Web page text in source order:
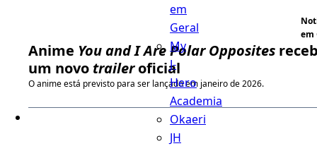
em
Geral
My
J-
Hero
Academia
Okaeri
JH
em
Anime You and I Are Polar Opposites
um novo traileroficial
O anime está previsto para ser lançado em janeiro de 2026.